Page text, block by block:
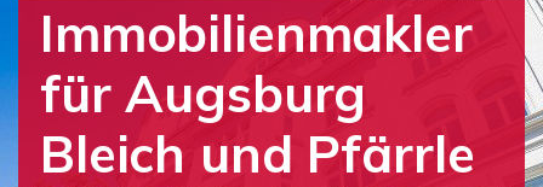
Immobilienmakler
für Augsburg
Bleich und Pfärrle